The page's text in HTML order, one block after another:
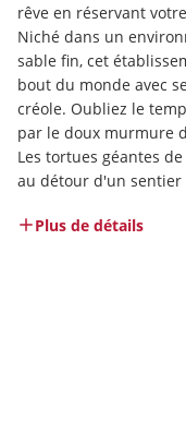
rêve en réservant
Niché dans un
sable fin, cet
bout du monde avec
créole. Oubliez le
par le doux murmure
Les tortues géantes
au détour d'un
Plus de détails